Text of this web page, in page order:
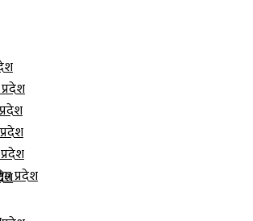
प्रदेश